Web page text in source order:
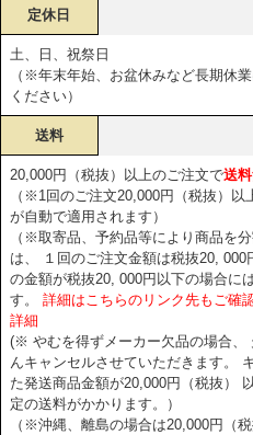
定休日
土、日、祝祭日
（※年末年始、お盆休みなど長期休
ください）
送料
20,000円（税抜）以上のご注文で送
（※1回のご注文20,000円（税抜）以
が自動で適用されます）
（※取寄品、予約品等により商品を
は、 １回のご注文金額は税抜20, 000
の金額が税抜20, 000円以下の場合に
す。
詳細はこちらのリンク先もご確
詳細
(※ やむを得ずメーカー欠品の場合、
んキャンセルさせていただきます。
た発送商品金額が20,000円（税抜）
定の送料がかかります。）
（※沖縄、離島の場合は20,000円（